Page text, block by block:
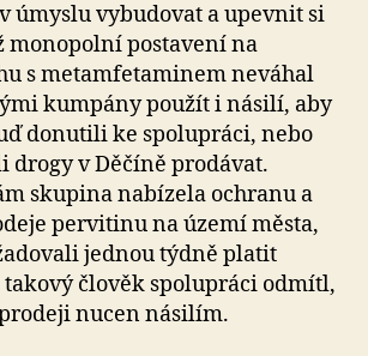
úmyslu vybudovat a upevnit si
monopolní postavení na
s metamfetaminem neváhal
kumpány použít i násilí, aby
donutili ke spolupráci, nebo
v Děčíně prodávat.
skupina nabízela ochranu a
pervitinu na území města,
jednou týdně platit
člověk spolupráci odmítl,
nucen násilím.